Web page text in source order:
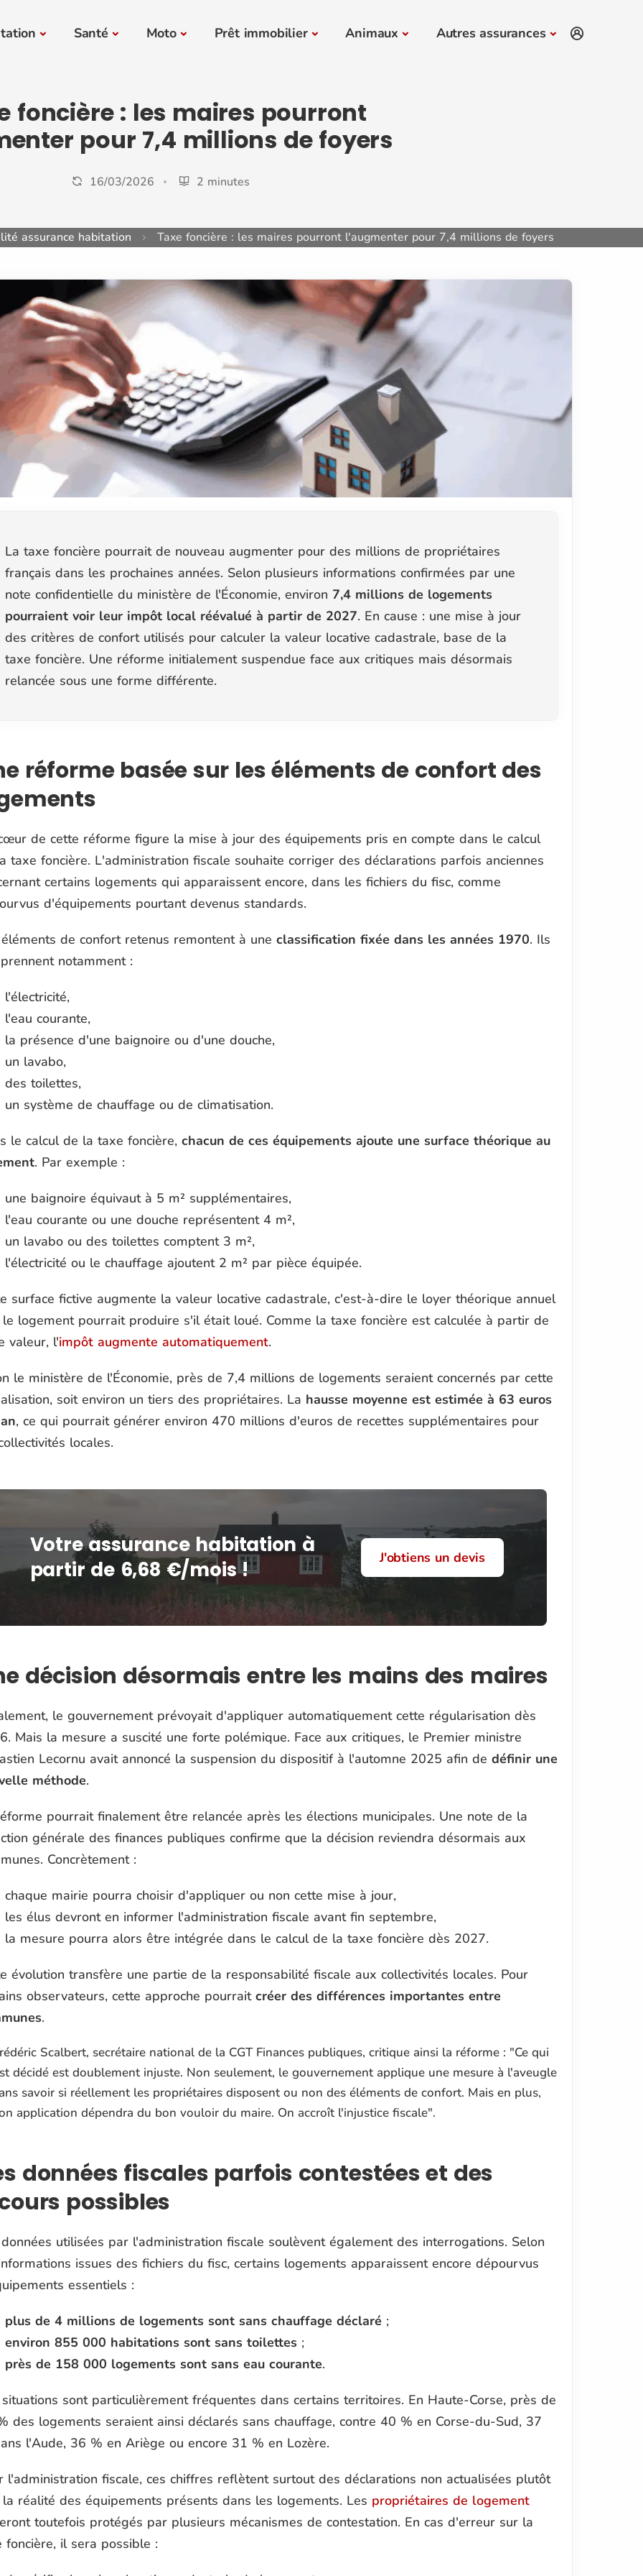
Santé Moto Prêt immobilier Animaux Autres assurances
foncière : les maires pourront
pour 7,4 millions de foyers
16/03/2026 2 minutes
assurance habitation Taxe foncière : les maires pourront l'augmenter pour 7,4 millions de foyers
La taxe foncière pourrait de nouveau augmenter pour des millions de propriétaires
français dans les prochaines années. Selon plusieurs informations confirmées par une
note confidentielle du ministère de l'Économie, environ 7,4 millions de logements
pourraient voir leur impôt local réévalué à partir de 2027. En cause : une mise à jour
des critères de confort utilisés pour calculer la valeur locative cadastrale, base de la
taxe foncière. Une réforme initialement suspendue face aux critiques mais désormais
relancée sous une forme différente.
réforme basée sur les éléments de confort des
de cette réforme figure la mise à jour des équipements pris en compte dans le calcul
taxe foncière. L'administration fiscale souhaite corriger des déclarations parfois anciennes
certains logements qui apparaissent encore, dans les fichiers du fisc, comme
d'équipements pourtant devenus standards.
de confort retenus remontent à une classification fixée dans les années 1970. Ils
notamment :
l'électricité,
l'eau courante,
la présence d'une baignoire ou d'une douche,
un lavabo,
des toilettes,
un système de chauffage ou de climatisation.
le calcul de la taxe foncière, chacun de ces équipements ajoute une surface théorique au
. Par exemple :
une baignoire équivaut à 5 m² supplémentaires,
l'eau courante ou une douche représentent 4 m²,
un lavabo ou des toilettes comptent 3 m²,
l'électricité ou le chauffage ajoutent 2 m² par pièce équipée.
surface fictive augmente la valeur locative cadastrale, c'est-à-dire le loyer théorique annuel
logement pourrait produire s'il était loué. Comme la taxe foncière est calculée à partir de
valeur, l'impôt augmente automatiquement.
le ministère de l'Économie, près de 7,4 millions de logements seraient concernés par cette
soit environ un tiers des propriétaires. La hausse moyenne est estimée à 63 euros
, ce qui pourrait générer environ 470 millions d'euros de recettes supplémentaires pour
locales.
Votre assurance habitation à
partir de 6,68 €/mois !
J'obtiens un devis
décision désormais entre les mains des maires
le gouvernement prévoyait d'appliquer automatiquement cette régularisation dès
Mais la mesure a suscité une forte polémique. Face aux critiques, le Premier ministre
Lecornu avait annoncé la suspension du dispositif à l'automne 2025 afin de définir une
méthode.
pourrait finalement être relancée après les élections municipales. Une note de la
générale des finances publiques confirme que la décision reviendra désormais aux
Concrètement :
chaque mairie pourra choisir d'appliquer ou non cette mise à jour,
les élus devront en informer l'administration fiscale avant fin septembre,
la mesure pourra alors être intégrée dans le calcul de la taxe foncière dès 2027.
évolution transfère une partie de la responsabilité fiscale aux collectivités locales. Pour
observateurs, cette approche pourrait créer des différences importantes entre
.
Scalbert, secrétaire national de la CGT Finances publiques, critique ainsi la réforme : "Ce qui
décidé est doublement injuste. Non seulement, le gouvernement applique une mesure à l'aveugle
savoir si réellement les propriétaires disposent ou non des éléments de confort. Mais en plus,
application dépendra du bon vouloir du maire. On accroît l'injustice fiscale".
données fiscales parfois contestées et des
possibles
utilisées par l'administration fiscale soulèvent également des interrogations. Selon
issues des fichiers du fisc, certains logements apparaissent encore dépourvus
essentiels :
plus de 4 millions de logements sont sans chauffage déclaré ;
environ 855 000 habitations sont sans toilettes;
près de 158 000 logements sont sans eau courante.
situations sont particulièrement fréquentes dans certains territoires. En Haute-Corse, près de
des logements seraient ainsi déclarés sans chauffage, contre 40 % en Corse-du-Sud, 37
l'Aude, 36 % en Ariège ou encore 31 % en Lozère.
l'administration fiscale, ces chiffres reflètent surtout des déclarations non actualisées plutôt
réalité des équipements présents dans les logements. Les propriétaires de logement
toutefois protégés par plusieurs mécanismes de contestation. En cas d'erreur sur la
foncière, il sera possible :